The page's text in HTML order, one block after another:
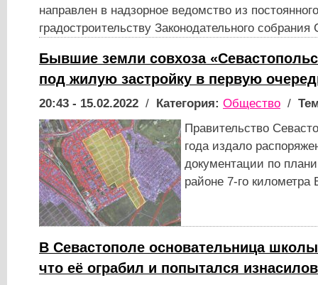
направлен в надзорное ведомство из
градостроительству Законодательного собрания
Бывшие земли совхоза
под жилую застройку в первую
20:43 - 15.02.2022 / Категория: Общество /
Правительство
года издало
документации по
районе 7-го километра
В Севастополе основательница
что её ограбил и попытался